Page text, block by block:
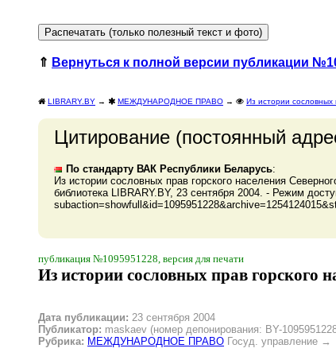
⇑ Вернуться к полной версии публикации
LIBRARY.BY → МЕЖДУНАРОДНОЕ ПРАВО → Из истории сословных
Цитирование (постоянный
По стандарту ВАК Республики Беларусь:
Из истории сословных прав горского населения
библиотека LIBRARY.BY, 23 сентября 2004. - Режим
публикация №1095951228, версия для печати
Из истории сословных прав горского
Дата публикации: 23 сентября 2004
Публикатор: maskaev (номер депонирования: BY-
Рубрика: МЕЖДУНАРОДНОЕ ПРАВО Госуд. управление →